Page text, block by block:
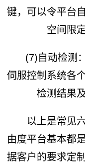
键，可以令平台
空间限
(7)自动检测：
伺服控制系统各
检测结果
以上是常见六
由度平台基本都
据客户的要求定